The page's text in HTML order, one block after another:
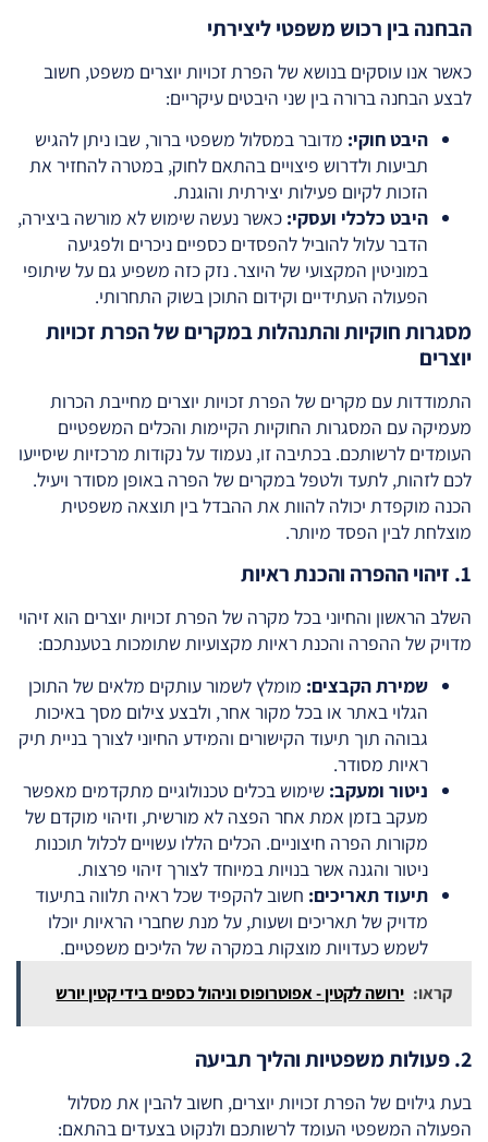
הבחנה בין רכוש משפטי ליצירתי
כאשר אנו עוסקים בנושא של הפרת זכויות יוצרים משפט, חשוב
לבצע הבחנה ברורה בין שני היבטים עיקריים:
היבט חוקי: מדובר במסלול משפטי ברור, שבו ניתן להגיש
תביעות ולדרוש פיצויים בהתאם לחוק, במטרה להחזיר את
הזכות לקיום פעילות יצירתית והוגנת.
היבט כלכלי ועסקי: כאשר נעשה שימוש לא מורשה ביצירה,
הדבר עלול להוביל להפסדים כספיים ניכרים ולפגיעה
במוניטין המקצועי של היוצר. נזק כזה משפיע גם על שיתופי
הפעולה העתידיים וקידום התוכן בשוק התחרותי.
מסגרות חוקיות והתנהלות במקרים של הפרת זכויות
יוצרים
התמודדות עם מקרים של הפרת זכויות יוצרים מחייבת הכרות
מעמיקה עם המסגרות החוקיות הקיימות והכלים המשפטיים
העומדים לרשותכם. בכתיבה זו, נעמוד על נקודות מרכזיות שיסייעו
לכם לזהות, לתעד ולטפל במקרים של הפרה באופן מסודר ויעיל.
הכנה מוקפדת יכולה להוות את ההבדל בין תוצאה משפטית
מוצלחת לבין הפסד מיותר.
1. זיהוי ההפרה והכנת ראיות
השלב הראשון והחיוני בכל מקרה של הפרת זכויות יוצרים הוא זיהוי
מדויק של ההפרה והכנת ראיות מקצועיות שתומכות בטענתכם:
שמירת הקבצים: מומלץ לשמור עותקים מלאים של התוכן
הגלוי באתר או בכל מקור אחר, ולבצע צילום מסך באיכות
גבוהה תוך תיעוד הקישורים והמידע החיוני לצורך בניית תיק
ראיות מסודר.
ניטור ומעקב: שימוש בכלים טכנולוגיים מתקדמים מאפשר
מעקב בזמן אמת אחר הפצה לא מורשית, וזיהוי מוקדם של
מקורות הפרה חיצוניים. הכלים הללו עשויים לכלול תוכנות
ניטור והגנה אשר בנויות במיוחד לצורך זיהוי פרצות.
תיעוד תאריכים: חשוב להקפיד שכל ראיה תלווה בתיעוד
מדויק של תאריכים ושעות, על מנת שחברי הראיות יוכלו
לשמש כעדויות מוצקות במקרה של הליכים משפטיים.
קראו: ירושה לקטין - אפוטרופוס וניהול כספים בידי קטין יורש
2. פעולות משפטיות והליך תביעה
בעת גילוים של הפרת זכויות יוצרים, חשוב להבין את מסלול
הפעולה המשפטי העומד לרשותכם ולנקוט בצעדים בהתאם: